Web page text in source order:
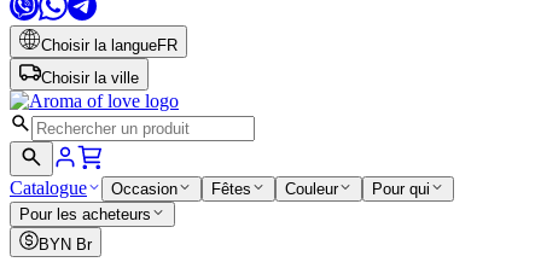
Choisir la langueFR
Choisir la ville
Catalogue Occasion Fêtes Couleur
Pour qui
Pour les acheteurs
BYN Br